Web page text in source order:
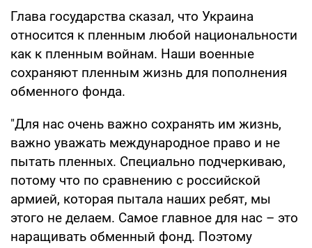
Глава государства сказал, что Украина
относится к пленным любой национальности
как к пленным войнам. Наши военные
сохраняют пленным жизнь для пополнения
обменного фонда.
"Для нас очень важно сохранять им жизнь,
важно уважать международное право и не
пытать пленных. Специально подчеркиваю,
потому что по сравнению с российской
армией, которая пытала наших ребят, мы
этого не делаем. Самое главное для нас – это
наращивать обменный фонд. Поэтому